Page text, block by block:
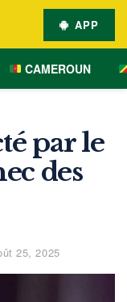
APP
CAMEROUN
par le
des
25, 2025